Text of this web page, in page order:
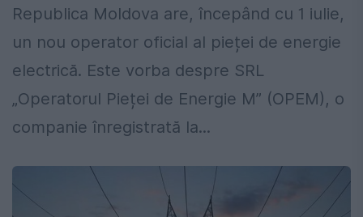
Republica Moldova are, începând cu 1 iulie,
un nou operator oficial al pieței de energie
electrică. Este vorba despre SRL
„Operatorul Pieței de Energie M” (OPEM), o
companie înregistrată la...